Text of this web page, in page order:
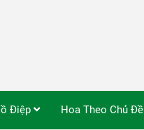
Điệp Hoa Theo Chủ Đề